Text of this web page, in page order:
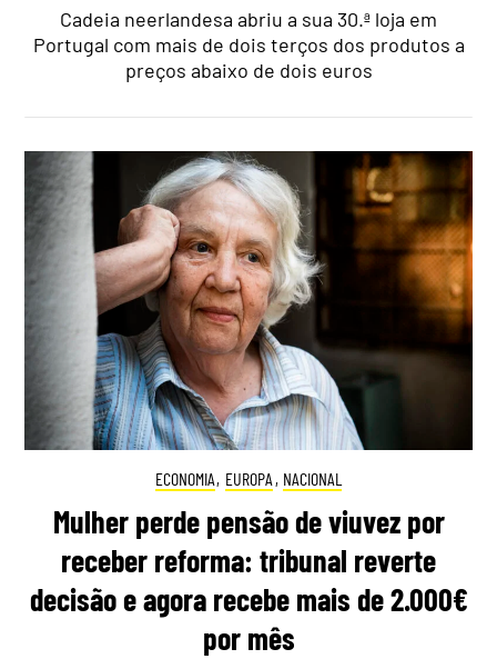
Cadeia neerlandesa abriu a sua 30.ª loja em
Portugal com mais de dois terços dos produtos a
preços abaixo de dois euros
ECONOMIA, EUROPA , NACIONAL
Mulher perde pensão de viuvez por
receber reforma: tribunal reverte
decisão e agora recebe mais de 2.000€
por mês